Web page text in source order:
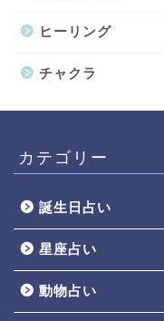
ヒーリング
チャクラ
カテゴリー
誕生日占い
星座占い
動物占い